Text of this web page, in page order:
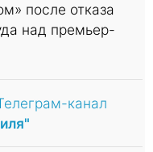
после отказа
над премьер-
канал